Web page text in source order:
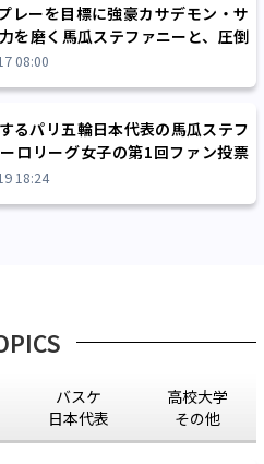
レーを目標に強豪カサデモン・サ
を磨く馬瓜ステファニーと、圧倒
える『情熱の国』スペイン
08:00
るパリ五輪日本代表の馬瓜ステフ
ロリーグ女子の第1回ファン投票
2位にランクイン！
18:24
バスケ
日本代表
高校大学
その他